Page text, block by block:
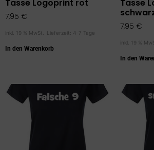
Tasse Logoprint rot
7,95 €
inkl. 19 % MwSt. Lieferzeit: 4-7 Tage
In den Warenkorb
Tasse
7,95 €
inkl. 19 %
In den